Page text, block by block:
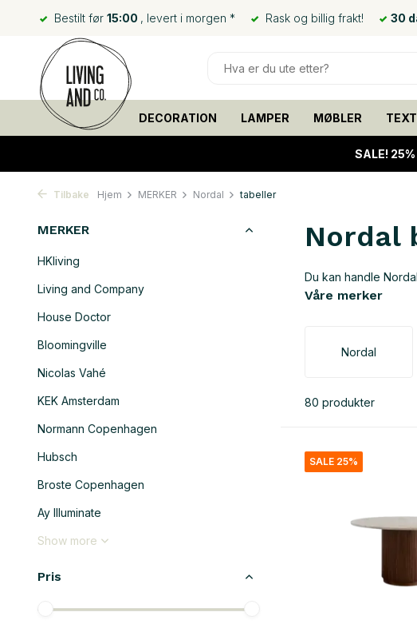
Bestilt før 15:00 , levert i morgen * Rask og billig frakt! 30
DECORATION LAMPER MØBLER
SALE!
Tilbake Hjem MERKER Nordal tabeller
MERKER
HKliving
Living and Company
House Doctor
Bloomingville
Nicolas Vahé
KEK Amsterdam
Normann Copenhagen
Hubsch
Broste Copenhagen
Ay Illuminate
Show more
Pris
Nordal
Du kan handle
Våre merker
Nordal
80 produkter
SALE 25%